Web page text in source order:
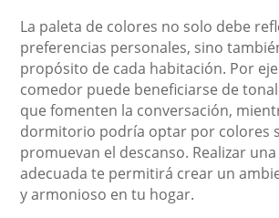
La paleta de colores no solo debe
preferencias personales, sino
propósito de cada habitación. Por
comedor puede beneficiarse de
que fomenten la conversación,
dormitorio podría optar por colores
promuevan el descanso. Realizar
adecuada te permitirá crear un
y armonioso en tu hogar.